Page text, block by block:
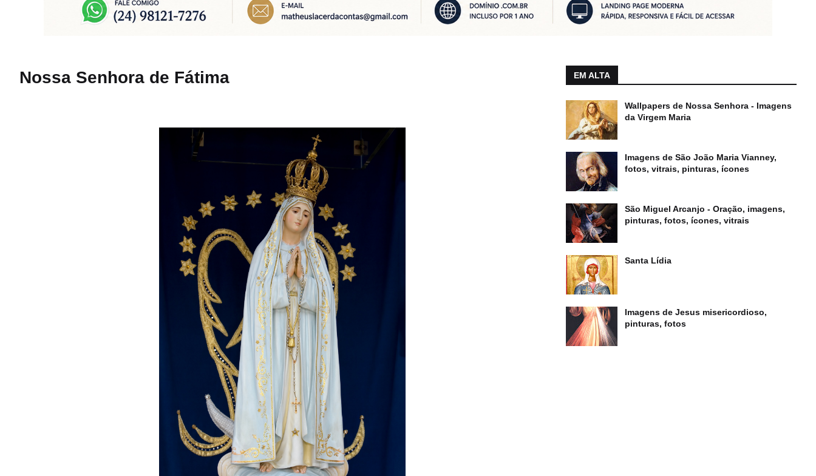
Nossa Senhora de Fátima EM ALTA
Wallpapers de Nossa Senhora - Imagens
da Virgem Maria
Imagens de São João Maria Vianney,
fotos, vitrais, pinturas, ícones
São Miguel Arcanjo - Oração, imagens,
pinturas, fotos, ícones, vitrais
Santa Lídia
Imagens de Jesus misericordioso,
pinturas, fotos